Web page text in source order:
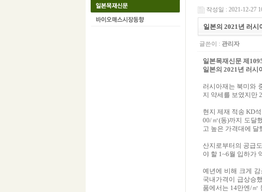
작성일 : 2021-12-27
일본의 2021년 러시
글쓴이 : 관리자
일본목재신문 제
일본의 2021년 러시
러시아재는 북미와
지 약세를 보였지만
현지 제재 적송 KD
00/㎥(동)까지 도달
고 높은 가격대에 달
산지로부터의 공급
야 할 1~6월 입하가
예년에 비해 크게
국내가격이 급상승
품에서는 14만엔/㎥